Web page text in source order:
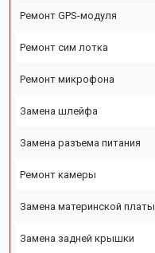
Ремонт GPS-модуля
Ремонт сим лотка
Ремонт микрофона
Замена шлейфа
Замена разъема питания
Ремонт камеры
Замена материнской платы
Замена задней крышки